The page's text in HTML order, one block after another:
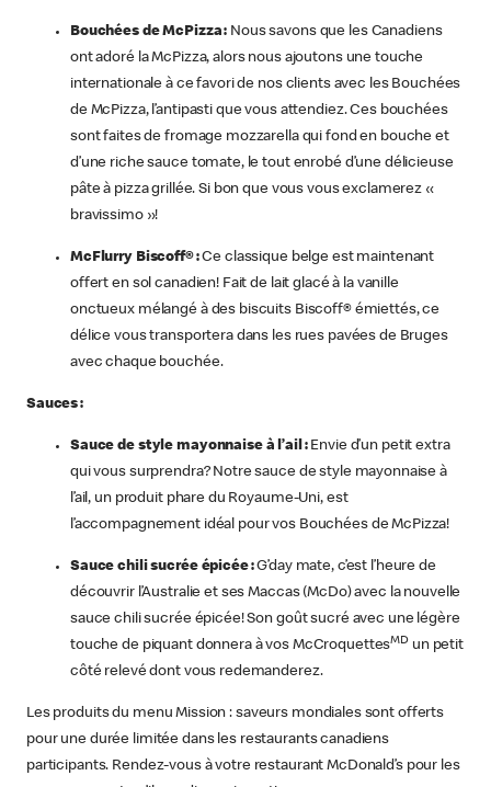
Bouchées de McPizza : Nous savons que les Canadiens
ont adoré la McPizza, alors nous ajoutons une touche
internationale à ce favori de nos clients avec les Bouchées
de McPizza, l’antipasti que vous attendiez. Ces bouchées
sont faites de fromage mozzarella qui fond en bouche et
d’une riche sauce tomate, le tout enrobé d’une délicieuse
pâte à pizza grillée. Si bon que vous vous exclamerez «
bravissimo »!
McFlurry Biscoff® :Ce classique belge est maintenant
offert en sol canadien! Fait de lait glacé à la vanille
onctueux mélangé à des biscuits Biscoff® émiettés, ce
délice vous transportera dans les rues pavées de Bruges
avec chaque bouchée.
Sauces :
Sauce de style mayonnaise à l’ail :Envie d’un petit extra
qui vous surprendra? Notre sauce de style mayonnaise à
l’ail, un produit phare du Royaume-Uni, est
l’accompagnement idéal pour vos Bouchées de McPizza!
Sauce chili sucrée épicée:G’day mate, c’est l’heure de
découvrir l’Australie et ses Maccas (McDo) avec la nouvelle
sauce chili sucrée épicée! Son goût sucré avec une légère
touche de piquant donnera à vos McCroquettesMD un petit
côté relevé dont vous redemanderez.
Les produits du menu Mission : saveurs mondiales sont offerts
pour une durée limitée dans les restaurants canadiens
participants. Rendez-vous à votre restaurant McDonald’s pour les